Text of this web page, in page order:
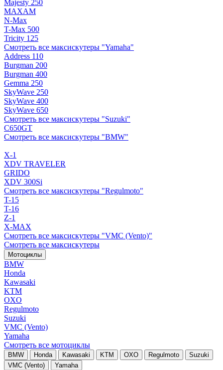
Majesty 250
MAXAM
N-Max
T-Max 500
Tricity 125
Смотреть все максискутеры "Yamaha"
Address 110
Burgman 200
Burgman 400
Gemma 250
SkyWave 250
SkyWave 400
SkyWave 650
Смотреть все максискутеры "Suzuki"
C650GT
Смотреть все максискутеры "BMW"
X-1
XDV TRAVELER
GRIDO
XDV 300Si
Смотреть все максискутеры "Regulmoto"
T-15
T-16
Z-1
X-MAX
Смотреть все максискутеры "VMC (Vento)"
Смотреть все максискутеры
Мотоциклы
BMW
Honda
Kawasaki
KTM
OXO
Regulmoto
Suzuki
VMC (Vento)
Yamaha
Смотреть все мотоциклы
BMW Honda Kawasaki KTM OXO Regulmoto
Suzuki
VMC (Vento)
Yamaha